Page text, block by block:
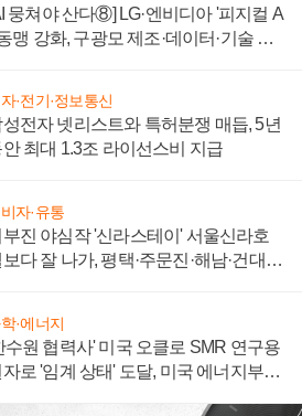
뭉쳐야 산다⑧] LG·엔비디아 '피지컬 A
맹 강화, 구광모 제조·데이터·기술 결
·전기·정보통신
성전자 넷리스트와 특허분쟁 매듭, 5년
최대 1.3조 라이선스비 지급
자·유통
부진 야심작 '신라스테이' 서울신라호
다 잘 나가, 평택·주문진·해남·건대로
·에너지
수원 협력사' 미국 오클로 SMR 연구용
로 '임계 상태' 도달, 미국 에너지부